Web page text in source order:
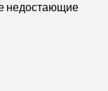
недостающие